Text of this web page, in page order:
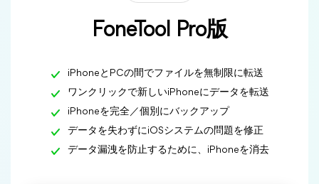
FoneTool Pro版
iPhoneとPCの間でファイルを無制限に転送
ワンクリックで新しいiPhoneにデータを転送
iPhoneを完全／個別にバックアップ
データを失わずにiOSシステムの問題を修正
データ漏洩を防止するために、iPhoneを消去